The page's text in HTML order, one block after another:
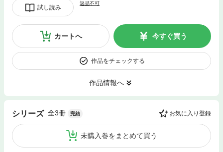
試し読み
返品不可
カートへ 今すぐ買う
作品をチェックする
作品情報へ
シリーズ 全3冊 完結 お気に入り登録
未購入巻をまとめて買う